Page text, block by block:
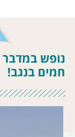
נופש במדבר
חמים בנגב!